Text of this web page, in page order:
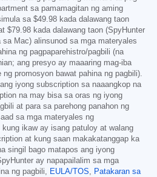
sa pamamagitan ng aming
sa $49.98 kada dalawang taon
$79.98 kada dalawang taon (SpyHunter
sa Mac) alinsunod sa mga materyales
ng pagpaparehistro/pagbili (na
ang presyo ay maaaring mag-iba
promosyon bawat pahina ng pagbili).
ang iyong subscription sa naaangkop na
na may bisa sa oras ng iyong
at para sa parehong panahon ng
sa mga materyales ng
ikaw ay isang patuloy at walang
at kung saan makakatanggap ka
singil bago matapos ang iyong
ay napapailalim sa mga
ng pagbili, EULA/TOS, Patakaran sa